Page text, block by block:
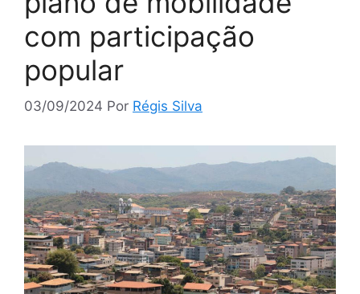
com participação
popular
03/09/2024 Por Régis Silva